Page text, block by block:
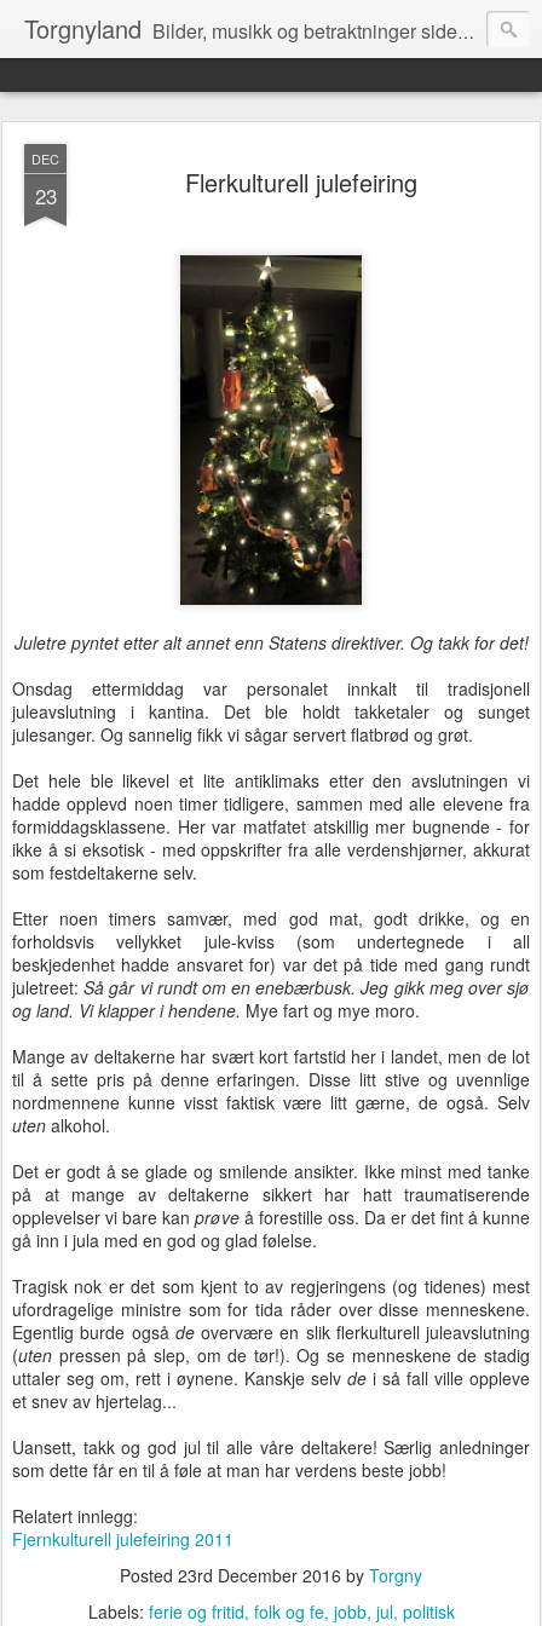
Torgnyland Bilder, musikk og betraktninger siden 2008
DEC
23 Flerkulturell julefeiring
Juletre pyntet etter alt annet enn Statens direktiver. Og takk for det!
Onsdag ettermiddag var personalet innkalt til tradisjonell
juleavslutning i kantina. Det ble holdt takketaler og sunget
julesanger. Og sannelig fikk vi sågar servert flatbrød og grøt.
Det hele ble likevel et lite antiklimaks etter den avslutningen vi
hadde opplevd noen timer tidligere, sammen med alle elevene fra
formiddagsklassene. Her var matfatet atskillig mer bugnende - for
ikke å si eksotisk - med oppskrifter fra alle verdenshjørner, akkurat
som festdeltakerne selv.
Etter noen timers samvær, med god mat, godt drikke, og en
forholdsvis vellykket jule-kviss (som undertegnede i all
beskjedenhet hadde ansvaret for) var det på tide med gang rundt
juletreet:Så går vi rundt om en enebærbusk. Jeg gikk meg over sjø
og land. Vi klapper i hendene. Mye fart og mye moro.
Mange av deltakerne har svært kort fartstid her i landet, men de lot
til å sette pris på denne erfaringen. Disse litt stive og uvennlige
nordmennene kunne visst faktisk være litt gærne, de også. Selv
uten alkohol.
Det er godt å se glade og smilende ansikter. Ikke minst med tanke
på at mange av deltakerne sikkert har hatt traumatiserende
opplevelser vi bare kan prøve å forestille oss. Da er det fint å kunne
gå inn i jula med en god og glad følelse.
Tragisk nok er det som kjent to av regjeringens (og tidenes) mest
ufordragelige ministre som for tida råder over disse menneskene.
Egentlig burde også deovervære en slik flerkulturell juleavslutning
(uten pressen på slep, om de tør!). Og se menneskene de stadig
uttaler seg om, rett i øynene. Kanskje selv de i så fall ville oppleve
et snev av hjertelag...
Uansett, takk og god jul til alle våre deltakere! Særlig anledninger
som dette får en til å føle at man har verdens beste jobb!
Relatert innlegg:
Fjernkulturell julefeiring 2011
Posted 23rd December 2016 by Torgny
Labels: ferie og fritid folk og fe jobb jul politisk